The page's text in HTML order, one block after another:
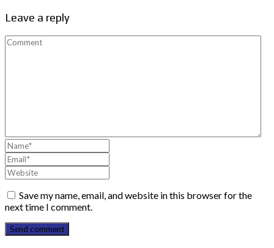
Leave a reply
Save my name, email, and website in this browser for the
next time I comment.
Send comment